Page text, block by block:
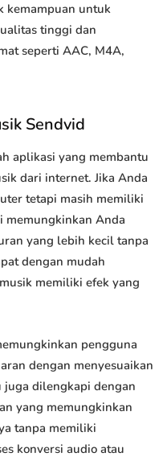
kemampuan untuk
tinggi dan
seperti AAC, M4A,
Sendvid
aplikasi yang membantu
dari internet. Jika Anda
tetapi masih memiliki
memungkinkan Anda
yang lebih kecil tanpa
dengan mudah
memiliki efek yang
pengguna
dengan menyesuaikan
dilengkapi dengan
yang memungkinkan
tanpa memiliki
konversi audio atau